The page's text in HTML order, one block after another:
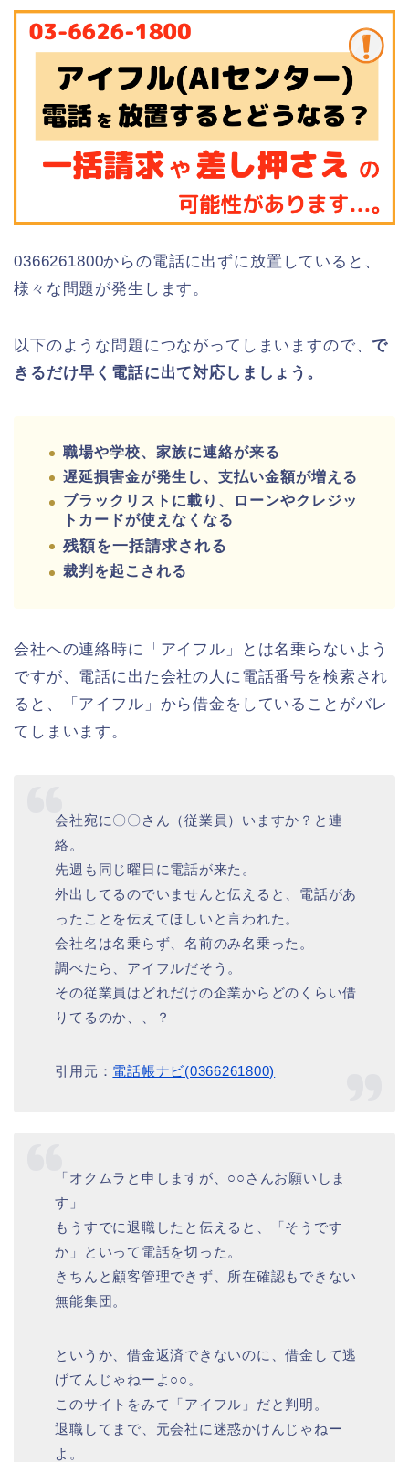
0366261800からの電話に出ずに放置していると、
様々な問題が発生します。
以下のような問題につながってしまいますので、で
きるだけ早く電話に出て対応しましょう。
職場や学校、家族に連絡が来る
遅延損害金が発生し、支払い金額が増える
ブラックリストに載り、ローンやクレジッ
トカードが使えなくなる
残額を一括請求される
裁判を起こされる
会社への連絡時に「アイフル」とは名乗らないよう
ですが、電話に出た会社の人に電話番号を検索され
ると、「アイフル」から借金をしていることがバレ
てしまいます。
会社宛に〇〇さん（従業員）いますか？と連
絡。
先週も同じ曜日に電話が来た。
外出してるのでいませんと伝えると、電話があ
ったことを伝えてほしいと言われた。
会社名は名乗らず、名前のみ名乗った。
調べたら、アイフルだそう。
その従業員はどれだけの企業からどのくらい借
りてるのか、、？
引用元： 電話帳ナビ(0366261800)
「オクムラと申しますが、○○さんお願いしま
す」
もうすでに退職したと伝えると、「そうです
か」といって電話を切った。
きちんと顧客管理できず、所在確認もできない
無能集団。
というか、借金返済できないのに、借金して逃
げてんじゃねーよ○○。
このサイトをみて「アイフル」だと判明。
退職してまで、元会社に迷惑かけんじゃねー
よ。